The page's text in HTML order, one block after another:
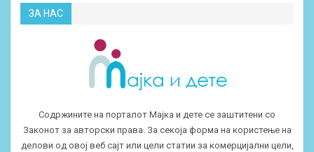
ЗА НАС
Содржините на порталот Мајка и дете се заштитени со
Законот за авторски права. За секоја форма на користење на
делови од овој веб сајт или цели статии за комерцијални цели,